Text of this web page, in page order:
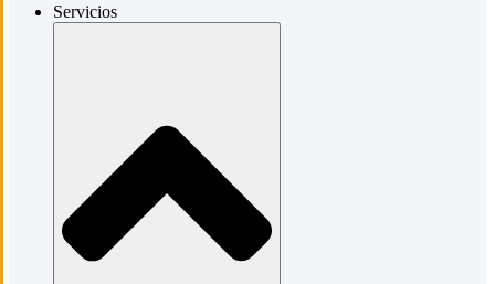
Servicios